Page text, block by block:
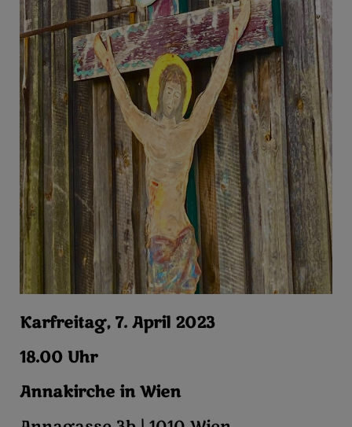
Karfreitag, 7. April 2023
18.00 Uhr
Annakirche in Wien